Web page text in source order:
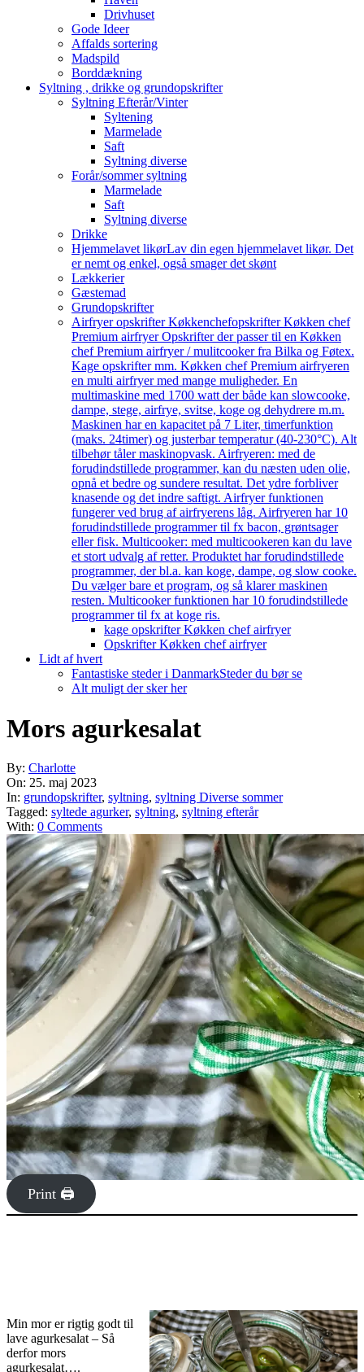
Drivhuset
Gode Ideer
Affalds sortering
Madspild
Borddækning
Syltning , drikke og grundopskrifter
Syltning Efterår/Vinter
Syltening
Marmelade
Saft
Syltning diverse
Forår/sommer syltning
Marmelade
Saft
Syltning diverse
Drikke
Hjemmelavet likørLav din egen hjemmelavet likør. Det
er nemt og enkel, også smager det skønt
Lækkerier
Gæstemad
Grundopskrifter
Airfryer opskrifter Køkkenchefopskrifter Køkken chef
Premium airfryer Opskrifter der passer til en Køkken
chef Premium airfryer / mulitcooker fra Bilka og Føtex.
Kage opskrifter mm. Køkken chef Premium airfryeren
en multi airfryer med mange muligheder. En
multimaskine med 1700 watt der både kan slowcooke,
dampe, stege, airfrye, svitse, koge og dehydrere m.m.
Maskinen har en kapacitet på 7 Liter, timerfunktion
(maks. 24timer) og justerbar temperatur (40-230°C). Alt
tilbehør tåler maskinopvask. Airfryeren: med de
forudindstillede programmer, kan du næsten uden olie,
opnå et bedre og sundere resultat. Det ydre forbliver
knasende og det indre saftigt. Airfryer funktionen
fungerer ved brug af airfryerens låg. Airfryeren har 10
forudindstillede programmer til fx bacon, grøntsager
eller fisk. Multicooker: med multicookeren kan du lave
et stort udvalg af retter. Produktet har forudindstillede
programmer, der bl.a. kan koge, dampe, og slow cooke.
Du vælger bare et program, og så klarer maskinen
resten. Multicooker funktionen har 10 forudindstillede
programmer til fx at koge ris.
kage opskrifter Køkken chef airfryer
Opskrifter Køkken chef airfryer
Lidt af hvert
Fantastiske steder i DanmarkSteder du bør se
Alt muligt der sker her
Mors agurkesalat
By: Charlotte
On: 25. maj 2023
In: grundopskrifter, syltning, syltning Diverse sommer
Tagged: syltede agurker, syltning, syltning efterår
With: 0 Comments
Print 🖨
Min mor er rigtig godt til
lave agurkesalat – Så
derfor mors
agurkesalat….